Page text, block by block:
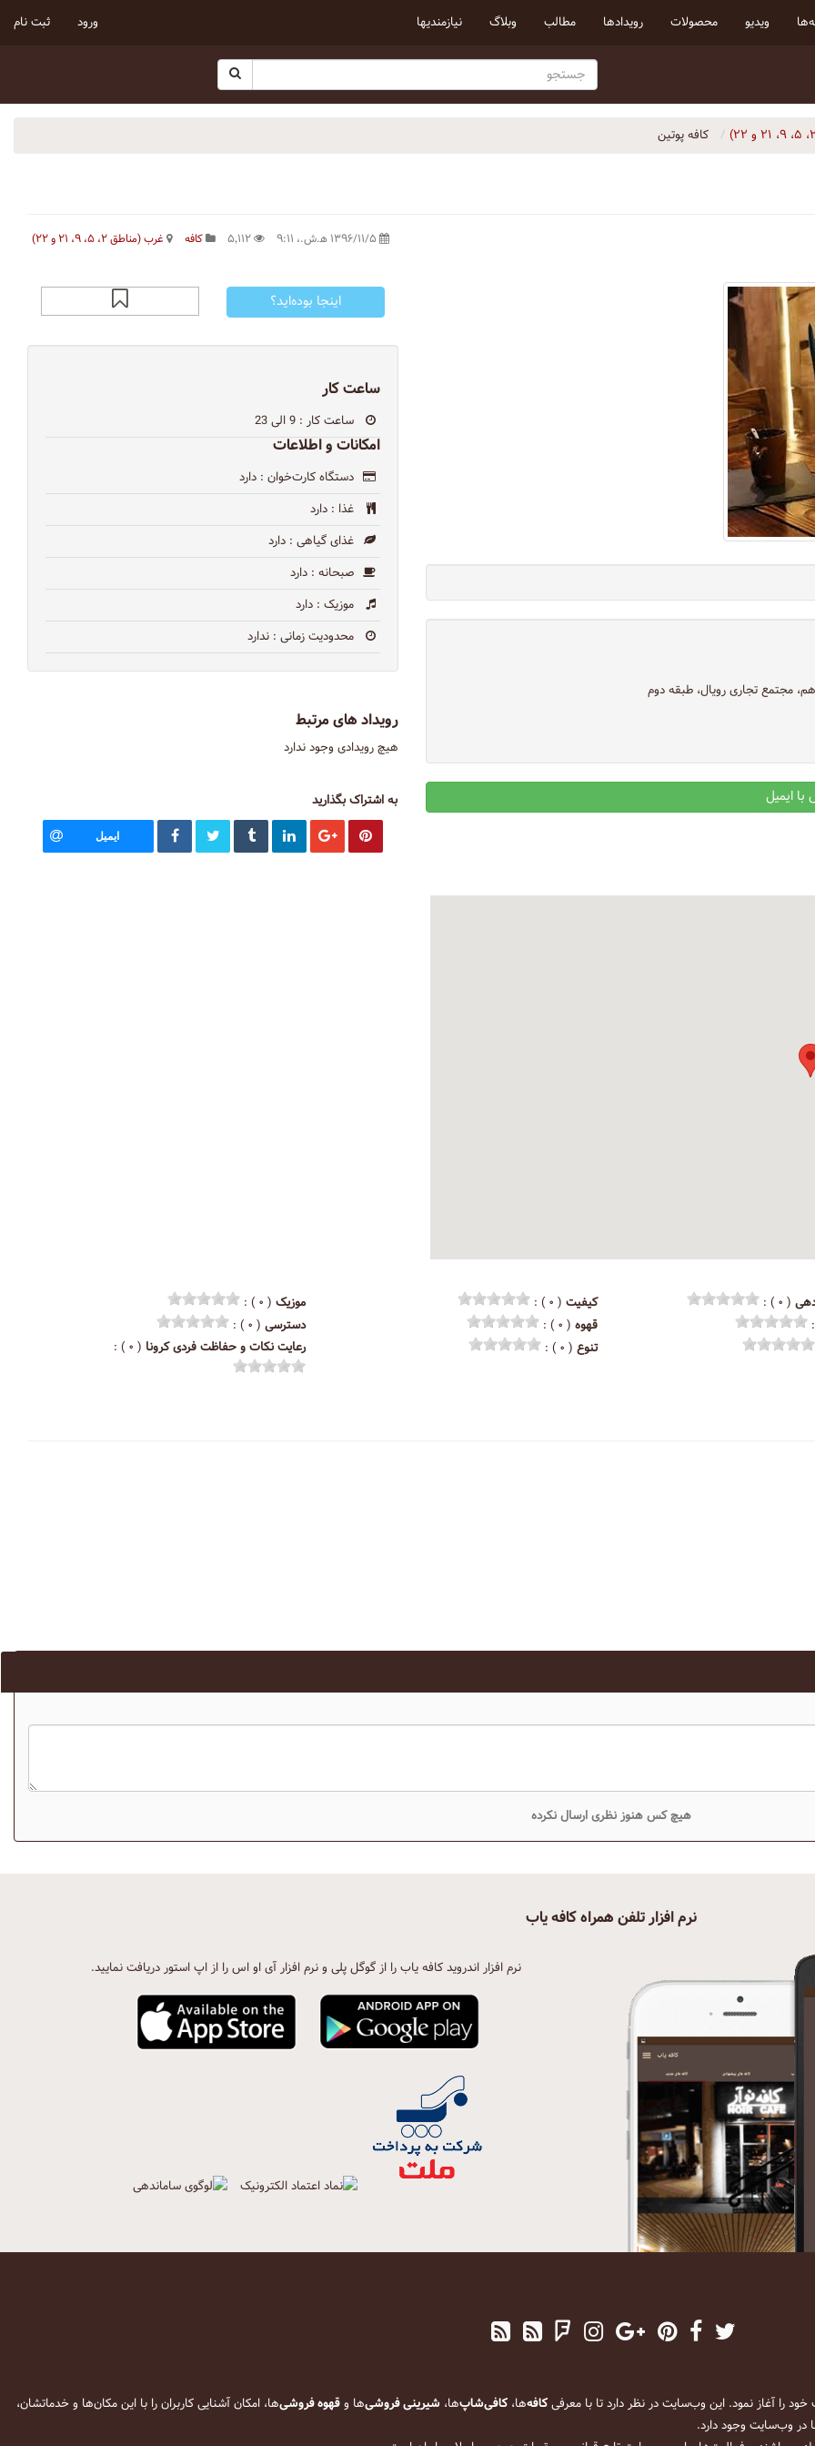
ویدیو محصولات رویداد‌ها مطالب وبلاگ نیازمندیها ورود ثبت نام
کافه پوتین
کافه غرب (مناطق ۲، ۵، ۹، ۲۱ و ۲۲)
مجتمع تجاری رویال، طبقه دوم
اینجا بوده‌اید؟
ساعت کار
ساعت کار : 9 الی 23
امکانات و اطلاعات
دستگاه کارت‌خوان : دارد
غذا : دارد
غذای گیاهی : دارد
صبحانه : دارد
موزیک : دارد
محدودیت زمانی : ندارد
رویداد های مرتبط
هیچ رویدادی وجود ندارد
به اشتراک بگذارید
ایمیل
( ۰ ) : کیفیت ( ۰ ) : موزیک ( ۰ ) :
قهوه ( ۰ ) : دسترسی ( ۰ ) :
تنوع ( ۰ ) : رعایت نکات و حفاظت فردی کرونا ( ۰ ) :
هیچ کس هنوز نظری ارسال نکرده
نرم افزار تلفن همراه کافه یاب
نرم افزار اندروید کافه یاب را از گوگل پلی و نرم افزار آی او اس را از اپ استور دریافت نمایید.
کافه‌ها، کافی‌شاپ‌ها، شیرینی فروشی‌ها وقهوه فروشی‌ها، امکان آشنایی کاربران را با این مکان‌ها و خدماتشان،
در وب‌سایت وجود دارد.